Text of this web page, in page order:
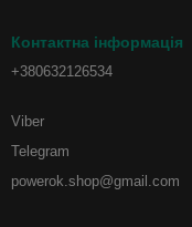
Контактна інформація
+380632126534
Viber
Telegram
powerok.shop@gmail.com